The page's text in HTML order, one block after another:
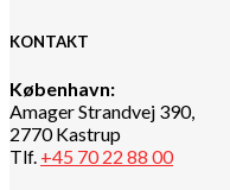
KONTAKT
København:
Amager Strandvej 390,
2770 Kastrup
Tlf. +45 70 22 88 00